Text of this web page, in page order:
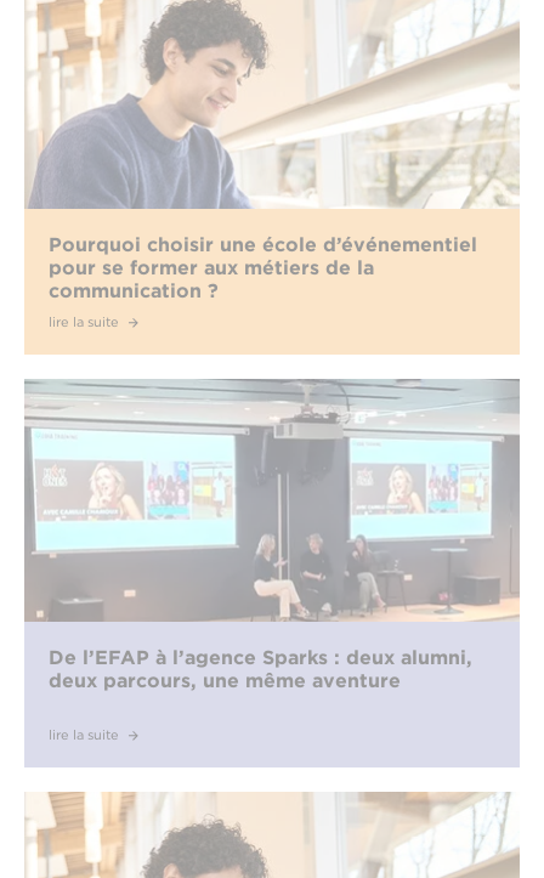
Pourquoi choisir une école d’événementiel
pour se former aux métiers de la
communication ?
lire la suite
De l’EFAP à l’agence Sparks : deux alumni,
deux parcours, une même aventure
lire la suite